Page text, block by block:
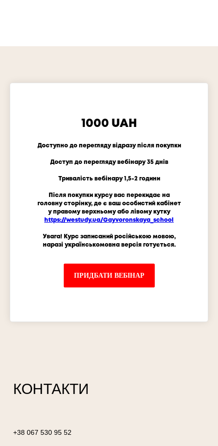
1000 UAH
Доступно до перегляду відразу після покупки
Доступ до перегляду вебінару 35 днів
Тривалість вебінару 1,5-2 години
Після покупки курсу вас перекидає на
головну сторінку, де є ваш особистий кабінет
у правому верхньому або лівому кутку
https://westudy.ua/Gayvoronskaya_school
Увага! Курс записаний російською мовою,
наразі українськомовна версія готується.
ПРИДБАТИ ВЕБІНАР
КОНТАКТИ
+38 067 530 95 52